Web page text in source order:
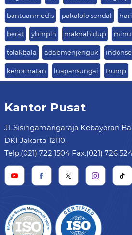
bantuanmedis pakalolo sendal
berat ybmpln maknahidup
tolakbala adabmenjenguk
kehormatan luapansungai trump
Kantor Pusat
Jl. Sisingamangaraja Kebayoran
DKI Jakarta 12110.
Telp.(021) 722 1504 Fax.(021) 726